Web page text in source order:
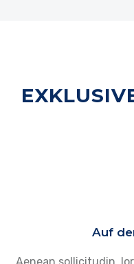
Auf